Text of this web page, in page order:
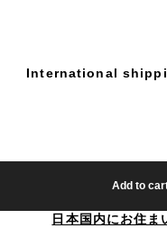
International
Add to
日本国内にお住ま